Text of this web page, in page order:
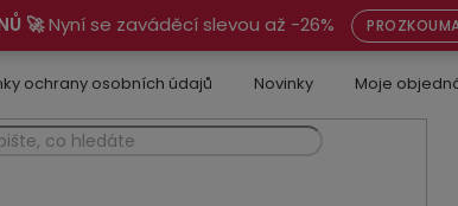
🚀Nyní se zaváděcí slevou až -26%
ochrany osobních údajů Novinky Moje